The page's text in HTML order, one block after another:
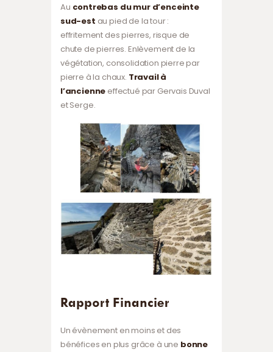
Au contrebas du mur d’enceinte
sud-est au pied de la tour :
effritement des pierres, risque de
chute de pierres. Enlèvement de la
végétation, consolidation pierre par
pierre à la chaux. Travail à
l’ancienne effectué par Gervais Duval
et Serge.
Rapport Financier
Un évènement en moins et des
bénéfices en plus grâce à une bonne